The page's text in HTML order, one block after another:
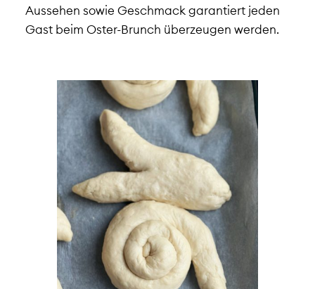
Aussehen sowie Geschmack garantiert jeden
Gast beim Oster-Brunch überzeugen werden.